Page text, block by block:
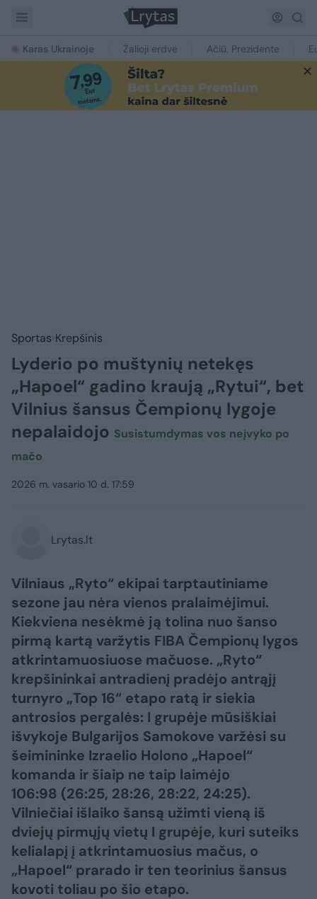
Karas Ukrainoje Žalioji erdvė Ačiū, Prezidente
Sportas Krepšinis
Lyderio po muštynių netekęs
„Hapoel“ gadino kraują „Rytui“, bet
Vilnius šansus Čempionų lygoje
nepalaidojo Susistumdymas vos neįvyko po
mačo
2026 m. vasario 10 d. 17:59
Lrytas.lt
Vilniaus „Ryto“ ekipai tarptautiniame
sezone jau nėra vienos pralaimėjimui.
Kiekviena nesėkmė ją tolina nuo šanso
pirmą kartą varžytis FIBA Čempionų lygos
atkrintamuosiuose mačuose. „Ryto“
krepšininkai antradienį pradėjo antrąjį
turnyro „Top 16“ etapo ratą ir siekia
antrosios pergalės: I grupėje mūsiškiai
išvykoje Bulgarijos Samokove varžėsi su
šeimininke Izraelio Holono „Hapoel“
komanda ir šiaip ne taip laimėjo
106:98 (26:25, 28:26, 28:22, 24:25).
Vilniečiai išlaiko šansą užimti vieną iš
dviejų pirmųjų vietų I grupėje, kuri suteiks
kelialapį į atkrintamuosius mačus, o
„Hapoel“ prarado ir ten teorinius šansus
kovoti toliau po šio etapo.